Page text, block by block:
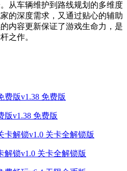
从车辆维护到路线规划的多维度
的深度需求，又通过贴心的辅助
内容更新保证了游戏生命力，是
之作。
版v1.38 免费版
解锁v1.0 关卡全解锁版